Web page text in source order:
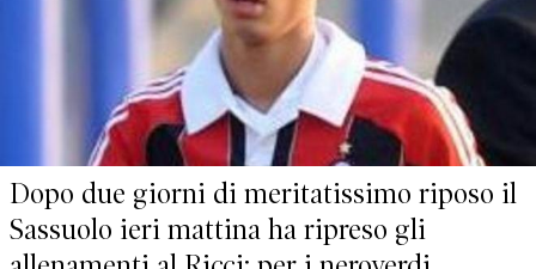
Dopo due giorni di meritatissimo riposo il
Sassuolo ieri mattina ha ripreso gli